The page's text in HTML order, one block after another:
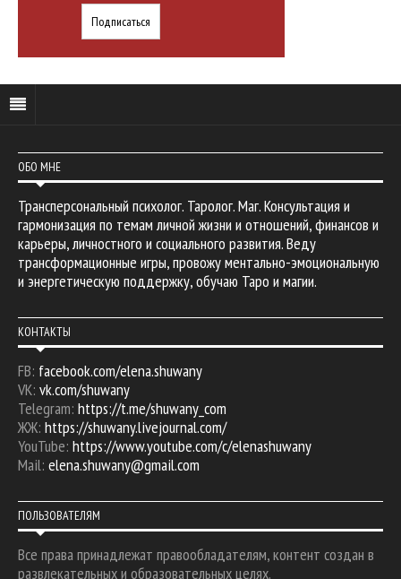
ОБО МНЕ
Трансперсональный психолог. Таролог. Маг. Консультация и
гармонизация по темам личной жизни и отношений, финансов и
карьеры, личностного и социального развития. Веду
трансформационные игры, провожу ментально-эмоциональную
и энергетическую поддержку, обучаю Таро и магии.
КОНТАКТЫ
FB: facebook.com/elena.shuwany
VK: vk.com/shuwany
Telegram: https://t.me/shuwany_com
ЖЖ: https://shuwany.livejournal.com/
YouTube: https://www.youtube.com/c/elenashuwany
Mail: elena.shuwany@gmail.com
ПОЛЬЗОВАТЕЛЯМ
Все права принадлежат правообладателям, контент создан в
развлекательных и образовательных целях.